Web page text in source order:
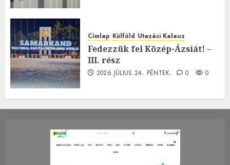
Címlap Külföld Utazási Kalauz
Fedezzük fel Közép-Ázsiát! –
III. rész
2026.JÚLIUS.24. PÉNTEK. 0 0